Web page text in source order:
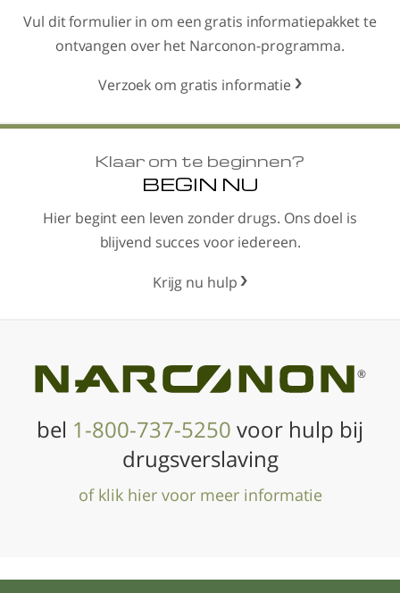
Vul dit formulier in om een gratis informatiepakket te
ontvangen over het Narconon-programma.
Verzoek om gratis informatie
Klaar om te beginnen?
BEGIN NU
Hier begint een leven zonder drugs. Ons doel is
blijvend succes voor iedereen.
Krijg nu hulp
®
bel 1-800-737-5250 voor hulp bij
drugsverslaving
of klik hier voor meer informatie